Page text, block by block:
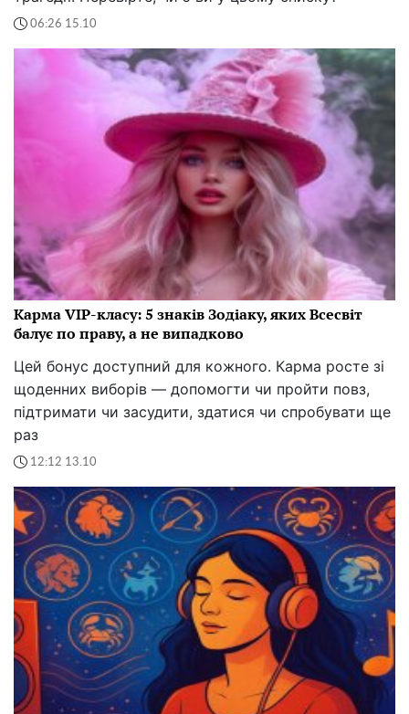
06:26 15.10
Карма VIP-класу: 5 знаків Зодіаку, яких Всесвіт
балує по праву, а не випадково
Цей бонус доступний для кожного. Карма росте зі
щоденних виборів — допомогти чи пройти повз,
підтримати чи засудити, здатися чи спробувати ще
раз
12:12 13.10